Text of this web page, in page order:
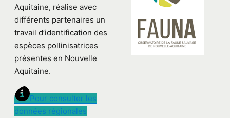
Aquitaine, réalise avec
différents partenaires un
travail d’identification des
espèces pollinisatrices
présentes en Nouvelle
Aquitaine.
Pour consulter les
données régionales